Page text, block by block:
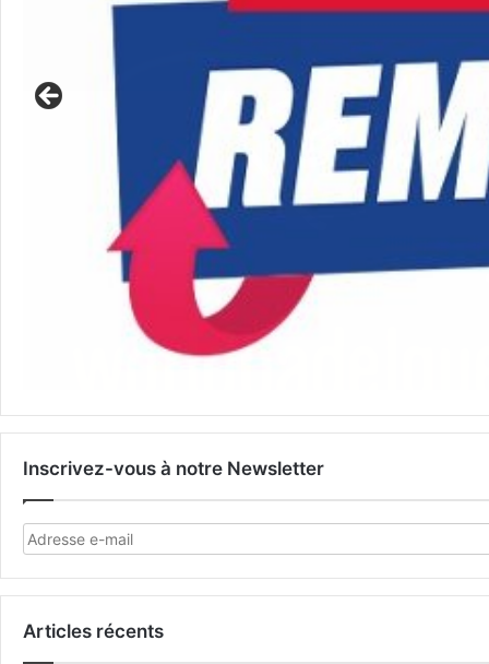
Inscrivez-vous à notre Newsletter
Articles récents